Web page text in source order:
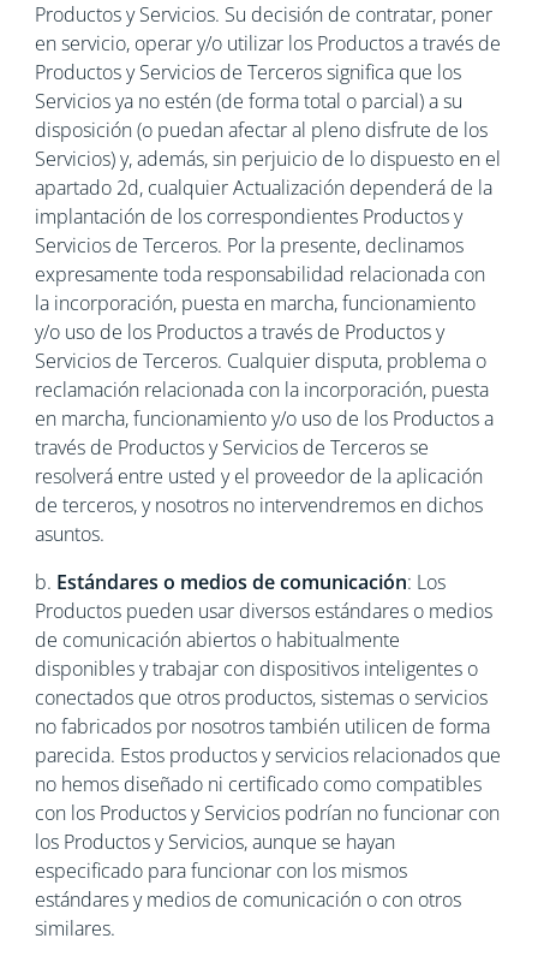
Productos y Servicios. Su decisión de contratar, poner
en servicio, operar y/o utilizar los Productos a través de
Productos y Servicios de Terceros significa que los
Servicios ya no estén (de forma total o parcial) a su
disposición (o puedan afectar al pleno disfrute de los
Servicios) y, además, sin perjuicio de lo dispuesto en el
apartado 2d, cualquier Actualización dependerá de la
implantación de los correspondientes Productos y
Servicios de Terceros. Por la presente, declinamos
expresamente toda responsabilidad relacionada con
la incorporación, puesta en marcha, funcionamiento
y/o uso de los Productos a través de Productos y
Servicios de Terceros. Cualquier disputa, problema o
reclamación relacionada con la incorporación, puesta
en marcha, funcionamiento y/o uso de los Productos a
través de Productos y Servicios de Terceros se
resolverá entre usted y el proveedor de la aplicación
de terceros, y nosotros no intervendremos en dichos
asuntos.
b. Estándares o medios de comunicación: Los
Productos pueden usar diversos estándares o medios
de comunicación abiertos o habitualmente
disponibles y trabajar con dispositivos inteligentes o
conectados que otros productos, sistemas o servicios
no fabricados por nosotros también utilicen de forma
parecida. Estos productos y servicios relacionados que
no hemos diseñado ni certificado como compatibles
con los Productos y Servicios podrían no funcionar con
los Productos y Servicios, aunque se hayan
especificado para funcionar con los mismos
estándares y medios de comunicación o con otros
similares.